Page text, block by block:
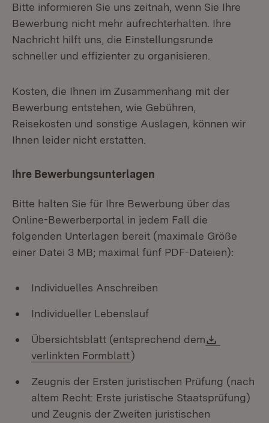
Bitte informieren Sie uns zeitnah, wenn Sie Ihre
Bewerbung nicht mehr aufrechterhalten. Ihre
Nachricht hilft uns, die Einstellungsrunde
schneller und effizienter zu organisieren.
Kosten, die Ihnen im Zusammenhang mit der
Bewerbung entstehen, wie Gebühren,
Reisekosten und sonstige Auslagen, können wir
Ihnen leider nicht erstatten.
Ihre Bewerbungsunterlagen
Bitte halten Sie für Ihre Bewerbung über das
Online-Bewerberportal in jedem Fall die
folgenden Unterlagen bereit (maximale Größe
einer Datei 3 MB; maximal fünf PDF-Dateien):
Individuelles Anschreiben
Individueller Lebenslauf
Übersichtsblatt (entsprechend dem
verlinkten Formblatt(Öffnet in neuem Fenster)
)
Zeugnis der Ersten juristischen Prüfung (nach
altem Recht: Erste juristische Staatsprüfung)
und Zeugnis der Zweiten juristischen